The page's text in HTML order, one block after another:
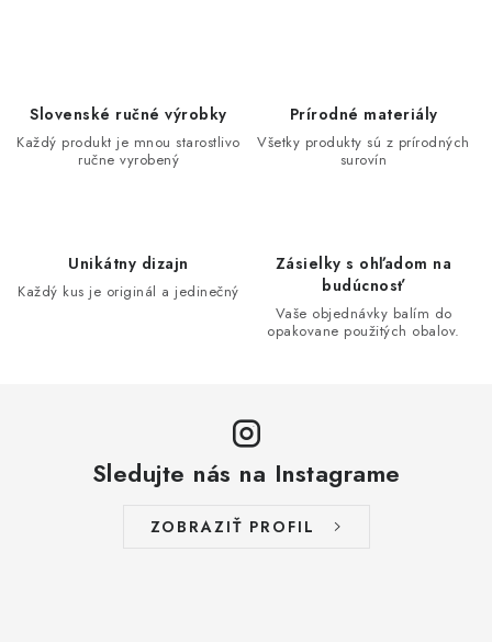
a
r
Slovenské ručné výrobky
Každý produkt je mnou starostlivo
ručne vyrobený
Prírodné materiály
Všetky produkty sú z prírodných
surovín
Unikátny dizajn
Každý kus je originál a jedinečný
Zásielky s ohľadom na
budúcnosť
Vaše objednávky balím do
opakovane použitých obalov.
Sledujte nás na Instagrame
ZOBRAZIŤ PROFIL